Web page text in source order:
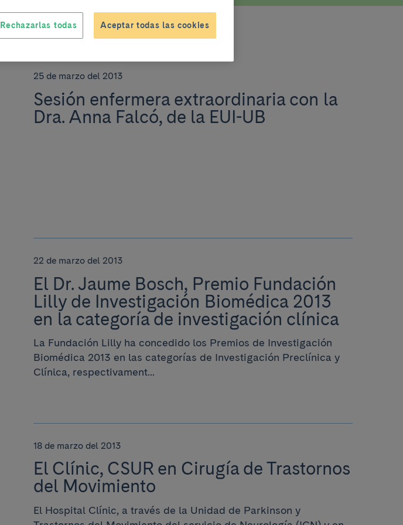
25 de marzo del 2013
Sesión enfermera extraordinaria con la
Dra. Anna Falcó, de la EUI-UB
22 de marzo del 2013
El Dr. Jaume Bosch, Premio Fundación
Lilly de Investigación Biomédica 2013
en la categoría de investigación clínica
La Fundación Lilly ha concedido los Premios de Investigación
Biomédica 2013 en las categorías de Investigación Preclínica y
Clínica, respectivament...
18 de marzo del 2013
El Clínic, CSUR en Cirugía de Trastornos
del Movimiento
El Hospital Clínic, a través de la Unidad de Parkinson y
Rechazarlas todas Aceptar todas las cookies